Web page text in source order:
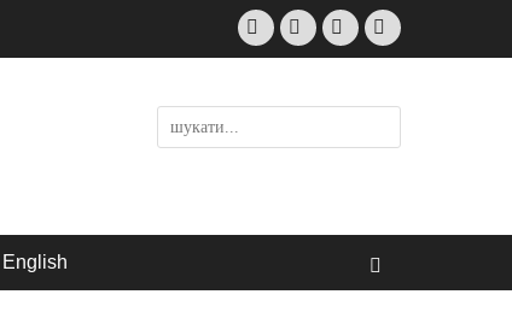
FacebookEmail LinkedInInstagram
Пошук:
English